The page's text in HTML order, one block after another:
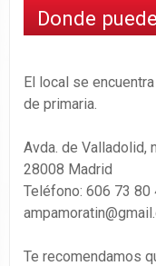
Donde
El local se
de primaria.
Avda. de Valladolid,
28008 Madrid
Teléfono: 606 73 80
Te recomendamos